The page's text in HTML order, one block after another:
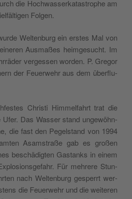
die Hoch­was­ser­ka­ta­stro­phe am
Folgen.
Welt­en­burg ein erstes Mal von
Ausmaßes hei­m­ge­su­cht. Im
ver­ges­sen wor­den. P. Gre­gor
der Feuer­wehr aus dem über­flu­
Chri­sti Him­mel­fahrt trat die
Ufer. Das Was­ser stand ungewöhn­
die fast den Pegel­stand von 1994
Asam­straße gab es großen
beschä­dig­ten Gastanks in einem
Für meh­re­re Stun­
nach Welt­en­burg gesperrt wer­
die Feuer­wehr und die wei­te­ren